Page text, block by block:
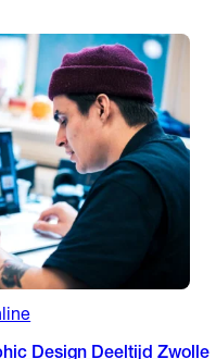
Design Deeltijd Zwolle